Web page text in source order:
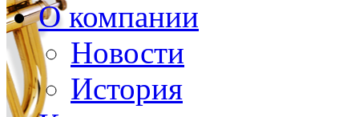
О компании
Новости
История